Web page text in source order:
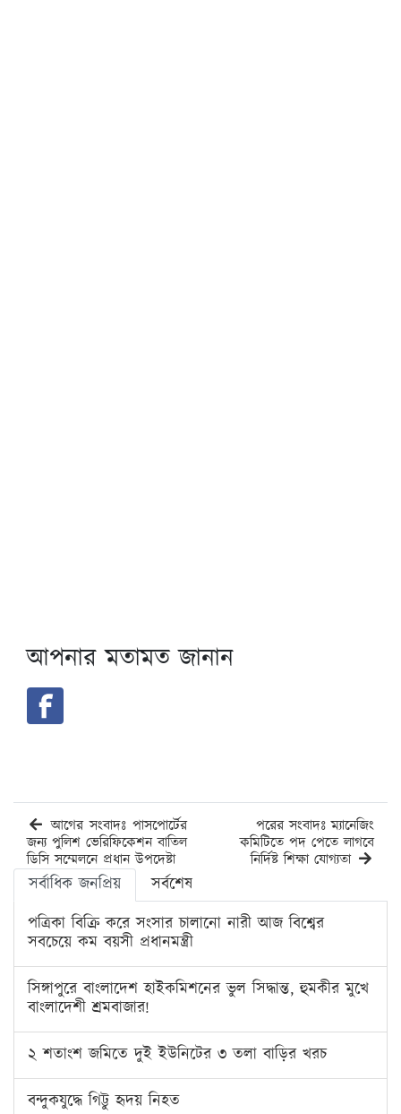
আপনার মতামত জানান
আগের সংবাদঃ পাসপোর্টের
জন্য পুলিশ ভেরিফিকেশন বাতিল
ডিসি সম্মেলনে প্রধান উপদেষ্টা
পরের সংবাদঃ ম্যানেজিং
কমিটিতে পদ পেতে লাগবে
নির্দিষ্ট শিক্ষা যোগ্যতা
সর্বাধিক জনপ্রিয়
সর্বশেষ
পত্রিকা বিক্রি করে সংসার চালানো নারী আজ বিশ্বের
সবচেয়ে কম বয়সী প্রধানমন্ত্রী
সিঙ্গাপুরে বাংলাদেশ হাইকমিশনের ভুল সিদ্ধান্ত, হুমকীর মুখে
বাংলাদেশী শ্রমবাজার!
২ শতাংশ জমিতে দুই ইউনিটের ৩ তলা বাড়ির খরচ
বন্দুকযুদ্ধে গিট্টু হৃদয় নিহত